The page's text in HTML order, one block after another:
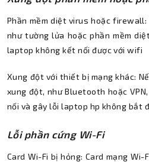
Phần mềm diệt virus hoặc
như tường lửa hoặc phần mềm
laptop không kết nối được với wifi
Xung đột với thiết bị mạng khác:
xung đột, như Bluetooth hoặc
nối và gây lỗi laptop hp không bắt
Lỗi phần cứng Wi-Fi
Card Wi-Fi bị hỏng: Card mạng